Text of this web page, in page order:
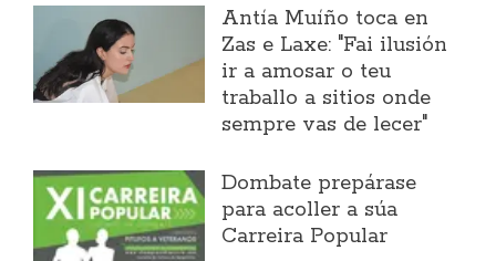
Antía Muíño toca en
Zas e Laxe: "Fai ilusión
ir a amosar o teu
traballo a sitios onde
sempre vas de lecer"
Dombate prepárase
para acoller a súa
Carreira Popular